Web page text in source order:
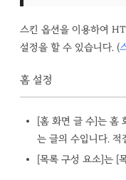
스킨 옵션을 이용하여
설정을 할 수 있습니다. (
홈 설정
[홈 화면 글 수]는 홈
는 글의 수입니다. 적
[목록 구성 요소]는 [